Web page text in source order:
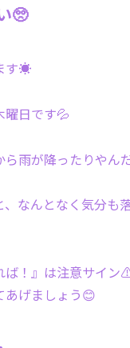
🥺
す☀️
曜日です💦
ら雨が降ったりやん
なんとなく気分も
ば！』は注意サイン
あげましょう😊